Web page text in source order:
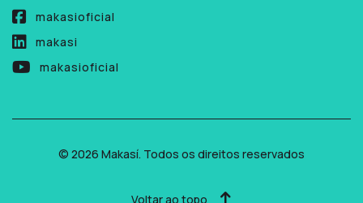
makasioficial
makasi
makasioficial
Voltar ao topo
© 2026 Makasí. Todos os direitos reservados